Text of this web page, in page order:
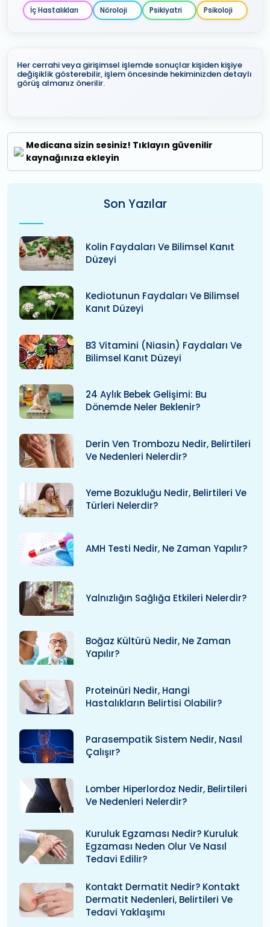
İç Hastalıkları Nöroloji Psikiyatri Psikoloji
Her cerrahi veya girişimsel işlemde sonuçlar kişiden kişiye
değişiklik gösterebilir, işlem öncesinde hekiminizden detaylı
görüş almanız önerilir.
Medicana sizin sesiniz! Tıklayın güvenilir
kaynağınıza ekleyin
Son Yazılar
Kolin Faydaları Ve Bilimsel Kanıt
Düzeyi
Kediotunun Faydaları Ve Bilimsel
Kanıt Düzeyi
B3 Vitamini (niasin) Faydaları Ve
Bilimsel Kanıt Düzeyi
24 Aylık Bebek Gelişimi: Bu
Dönemde Neler Beklenir?
Derin Ven Trombozu Nedir, Belirtileri
Ve Nedenleri Nelerdir?
Yeme Bozukluğu Nedir, Belirtileri Ve
Türleri Nelerdir?
AMH Testi Nedir, Ne Zaman Yapılır?
Yalnızlığın Sağlığa Etkileri Nelerdir?
Boğaz Kültürü Nedir, Ne Zaman
Yapılır?
Proteinüri Nedir, Hangi
Hastalıkların Belirtisi Olabilir?
Parasempatik Sistem Nedir, Nasıl
Çalışır?
Lomber Hiperlordoz Nedir, Belirtileri
Ve Nedenleri Nelerdir?
Kuruluk Egzaması Nedir? Kuruluk
Egzaması Neden Olur Ve Nasıl
Tedavi Edilir?
Kontakt Dermatit Nedir? Kontakt
Dermatit Nedenleri, Belirtileri Ve
Tedavi Yaklaşımı